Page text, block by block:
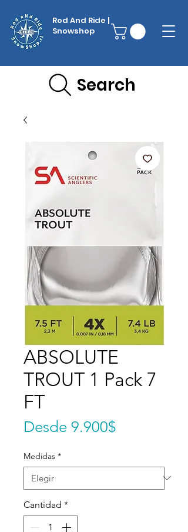
Rod And Ride |
Snowshop
Search
ABSOLUTE
TROUT 1 Pack 7
FT
Desde 9.900$
Medidas *
Cantidad *